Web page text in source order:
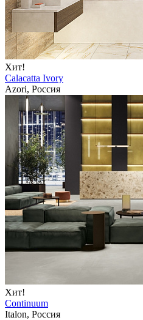
Хит!
Calacatta Ivory
Azori, Россия
Хит!
Continuum
Italon, Россия